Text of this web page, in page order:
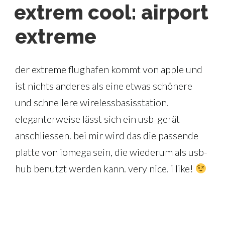
extrem cool: airport
extreme
der extreme flughafen kommt von apple und
ist nichts anderes als eine etwas schönere
und schnellere wirelessbasisstation.
eleganterweise lässt sich ein usb-gerät
anschliessen. bei mir wird das die passende
platte von iomega sein, die wiederum als usb-
hub benutzt werden kann. very nice. i like!